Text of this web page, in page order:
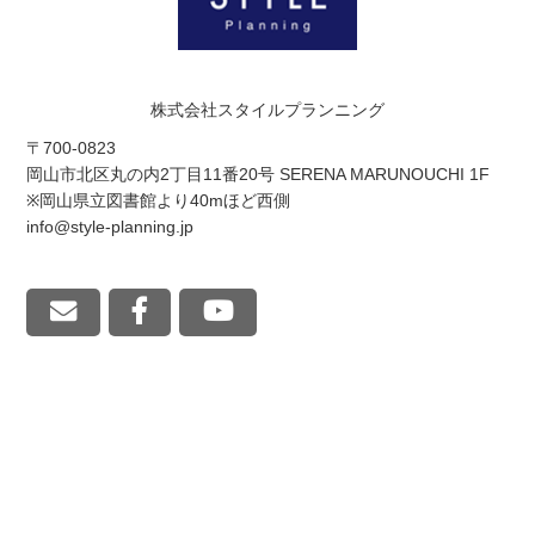
株式会社スタイルプランニング
〒700-0823
岡山市北区丸の内2丁目11番20号 SERENA MARUNOUCHI 1F
※岡山県立図書館より40mほど西側
info@style-planning.jp